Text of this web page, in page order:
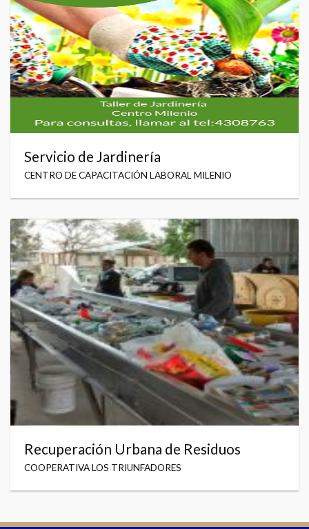
Servicio de Jardinería
CENTRO DE CAPACITACIÓN LABORAL MILENIO
Recuperación Urbana de Residuos
COOPERATIVA LOS TRIUNFADORES